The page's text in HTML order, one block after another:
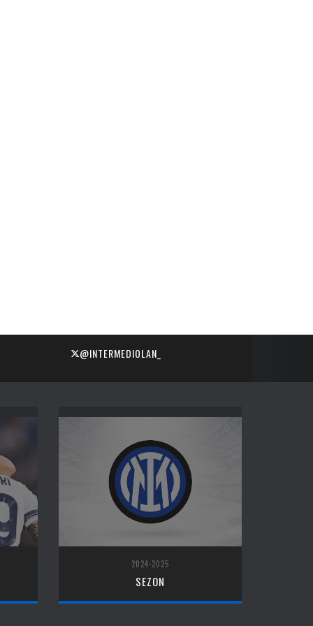
@INTERMEDIOLAN_
2024-2025
SEZON